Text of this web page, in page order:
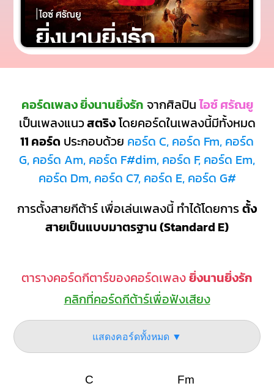
คอร์ดเพลง ยิ่งนานยิ่งรัก จากศิลปินไอซ์ ศรัณยู
เป็นเพลงแนวสตริงโดยคอร์ดในเพลงนี้มีทั้งหมด
11 คอร์ด ประกอบด้วย คอร์ด C, คอร์ด Fm, คอร์ด
G, คอร์ด Am, คอร์ด F#dim, คอร์ด F, คอร์ด Em,
คอร์ด Dm, คอร์ด C7, คอร์ด E, คอร์ด G#
การตั้งสายกีต้าร์ เพื่อเล่นเพลงนี้ ทำได้โดยการตั้ง
สายเป็นแบบมาตรฐาน (Standard E)
ตารางคอร์ดกีตาร์ของคอร์ดเพลงยิ่งนานยิ่งรัก
คลิกที่คอร์ดกีต้าร์เพื่อฟังเสียง
แสดงคอร์ดทั้งหมด ▼
C Fm